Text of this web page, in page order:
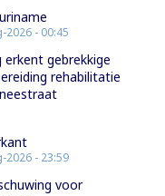
2026 - 00:45
erkent gebrekkige
rehabilitatie
2026 - 23:59
voor